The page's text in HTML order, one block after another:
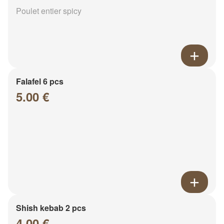
Poulet entier spicy
Falafel 6 pcs
5.00 €
Shish kebab 2 pcs